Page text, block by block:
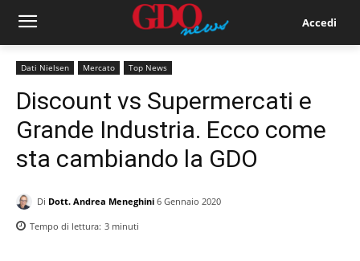
Accedi
Dati Nielsen Mercato Top News
Discount vs Supermercati e
Grande Industria. Ecco come
sta cambiando la GDO
Di Dott. Andrea Meneghini 6 Gennaio 2020
Tempo di lettura: 3 minuti